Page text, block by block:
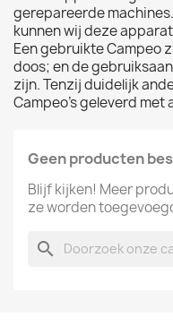
gerepareerde
kunnen wij deze
Een gebruikte Campeo
doos; en de
zijn. Tenzij duidelijk
Campeo’s geleverd met
Geen producten
Blijf kijken! Meer
ze worden
search